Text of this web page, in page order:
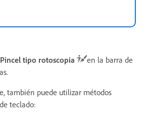
Pincel tipo rotoscopia
en la barra de
también puede utilizar métodos
teclado: